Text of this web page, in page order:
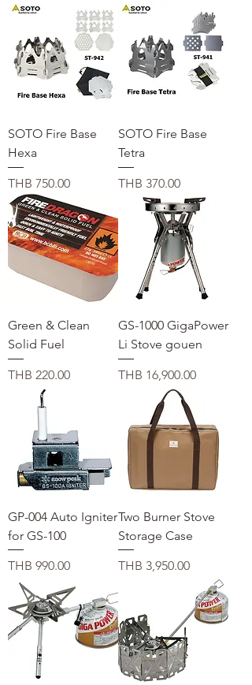
SOTO Fire Base
Hexa
価格
THB 750.00
SOTO Fire Base
Tetra
価格
THB 370.00
Green & Clean
Solid Fuel
価格
THB 220.00
GS-1000 GigaPower
Li Stove gouen
価格
THB 16,900.00
GP-004 Auto Igniter
for GS-100
価格
THB 990.00
Two Burner Stove
Storage Case
価格
THB 3,950.00